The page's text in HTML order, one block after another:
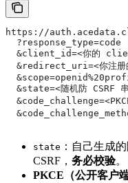
https://
  ?response_type=code
&client_id=<你的
&redirect_uri=<你注册
&state=<随机防 CSRF
state ：自己生成
CSRF， 务必校验。
PKCE（公开客户